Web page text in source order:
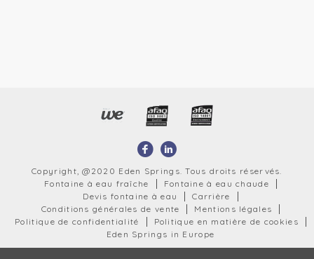
Copyright, @2020 Eden Springs. Tous droits réservés.
Fontaine à eau fraîche
Fontaine à eau chaude
Devis fontaine à eau
Carrière
Conditions générales de vente
Mentions légales
Politique de confidentialité
Politique en matière de cookies
Eden Springs in Europe